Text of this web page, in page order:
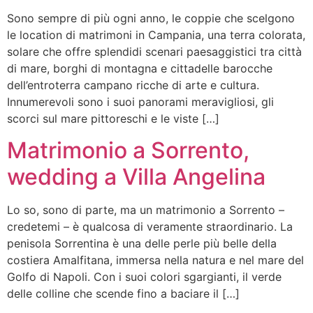
Sono sempre di più ogni anno, le coppie che scelgono
le location di matrimoni in Campania, una terra colorata,
solare che offre splendidi scenari paesaggistici tra città
di mare, borghi di montagna e cittadelle barocche
dell’entroterra campano ricche di arte e cultura.
Innumerevoli sono i suoi panorami meravigliosi, gli
scorci sul mare pittoreschi e le viste […]
Matrimonio a Sorrento,
wedding a Villa Angelina
Lo so, sono di parte, ma un matrimonio a Sorrento –
credetemi – è qualcosa di veramente straordinario. La
penisola Sorrentina è una delle perle più belle della
costiera Amalfitana, immersa nella natura e nel mare del
Golfo di Napoli. Con i suoi colori sgargianti, il verde
delle colline che scende fino a baciare il […]